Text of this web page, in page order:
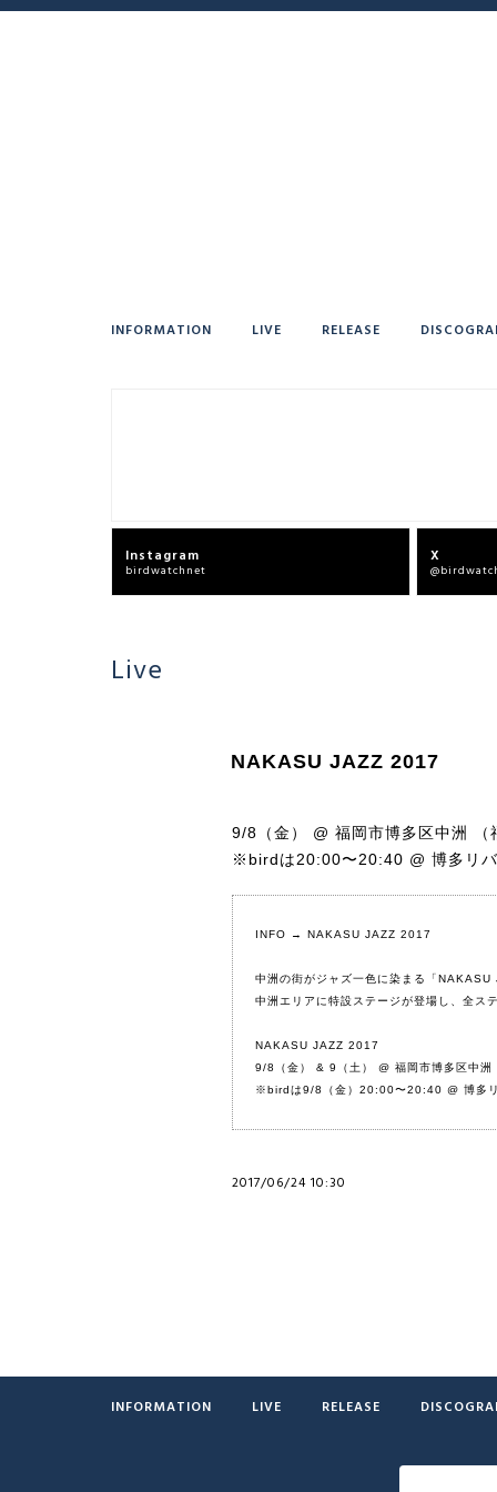
INFORMATION LIVE RELEASE
Instagram
birdwatchnet
X
Live
NAKASU JAZZ 2017
9/8（金） @ 福岡市博多区中洲 （
※birdは20:00〜20:40 @ 博多リ
INFO → NAKASU JAZZ 2017
中洲の街がジャズ一色に染まる「
中洲エリアに特設ステージが登場し、全ス
NAKASU JAZZ 2017
9/8（金） & 9（土） @ 福岡市博多区中洲
※birdは9/8（金）20:00〜20:40 @ 博多
2017/06/24 10:30
INFORMATION LIVE RELEASE